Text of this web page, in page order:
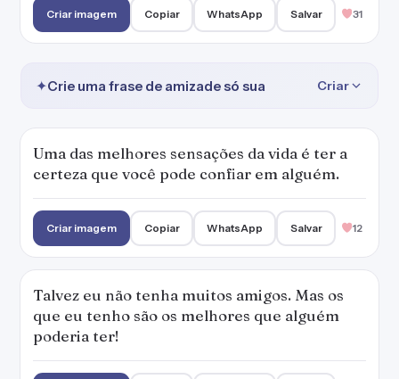
Criar imagem Copiar WhatsApp Salvar 31
✦Crie uma frase de amizade só sua Criar
Uma das melhores sensações da vida é ter a
certeza que você pode confiar em alguém.
Criar imagem Copiar WhatsApp Salvar 12
Talvez eu não tenha muitos amigos. Mas os
que eu tenho são os melhores que alguém
poderia ter!